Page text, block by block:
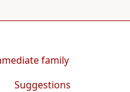
family
Suggestions